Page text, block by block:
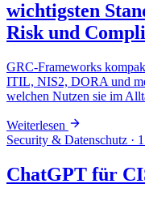
wichtigsten
Risk und
GRC-Frameworks
ITIL, NIS2, DORA und
welchen Nutzen sie im
Weiterlesen
Security & Datenschutz ·
ChatGPT für